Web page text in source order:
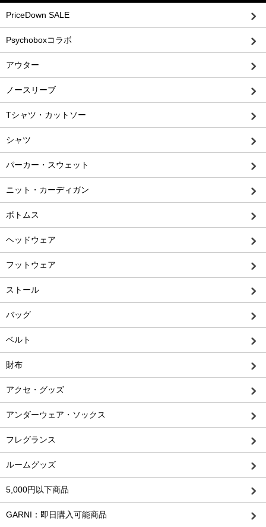
PriceDown SALE
Psychoboxコラボ
アウター
ノースリーブ
Tシャツ・カットソー
シャツ
パーカー・スウェット
ニット・カーディガン
ボトムス
ヘッドウェア
フットウェア
ストール
バッグ
ベルト
財布
アクセ・グッズ
アンダーウェア・ソックス
フレグランス
ルームグッズ
5,000円以下商品
GARNI：即日購入可能商品